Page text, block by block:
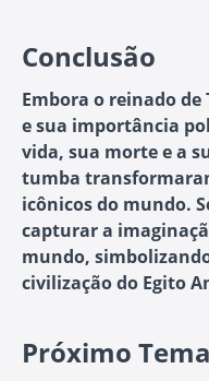
Conclusão
Embora o reinado
e sua importância
vida, sua morte e a
tumba
icônicos do mundo.
capturar a
mundo,
civilização do Egito
Próximo Tema